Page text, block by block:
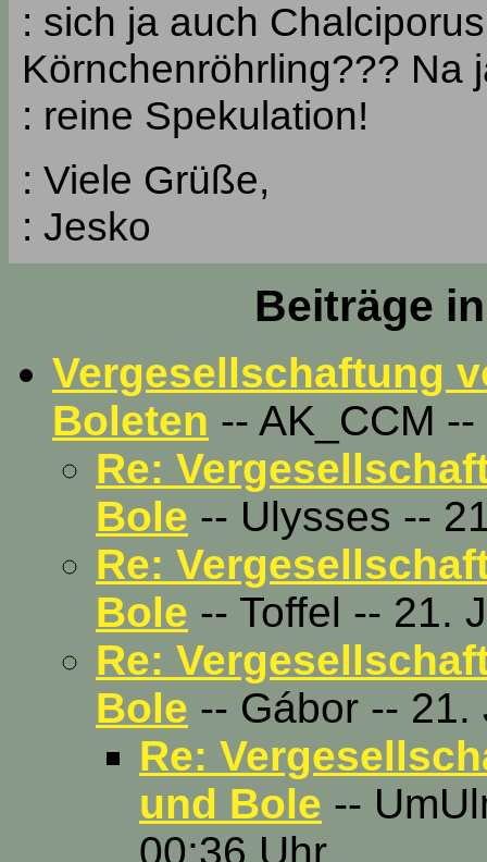
: sich ja auch
Körnchenröhrling??? Na
: reine Spekulation!
: Viele Grüße,
: Jesko
Beiträge
Vergesellschaftung
Boleten -- AK_CCM
Re:
Bole -- Ulysses --
Re:
Bole -- Toffel -- 21.
Re:
Bole -- Gábor --
Re:
und Bole --
00:36 Uhr